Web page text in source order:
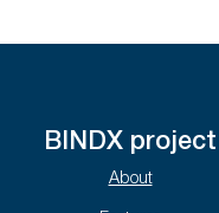
BINDX project
About